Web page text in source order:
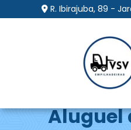
R. Ibirajuba, 89 -
Aluguel